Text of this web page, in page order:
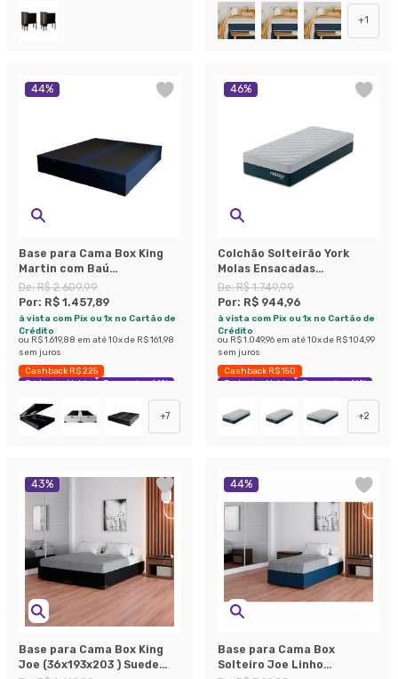
+1
44%
Base para Cama Box King
Martin com Baú
(47x193x203 ) Linho Azul
Marinho
De:R$ 2.609,99
Por: R$ 1.457,89
à vista com Pix ou 1x no Cartão de
Crédito
ou R$ 1.619,88 em até10x de R$ 161,98
sem juros
Cashback R$ 225
Exclusivo Mobly
Economize 44%
+7
46%
Colchão Solteirão York
Molas Ensacadas
(24x96x203) Azul e Branco
De:R$ 1.749,99
Por: R$ 944,96
à vista com Pix ou 1x no Cartão de
Crédito
ou R$ 1.049,96 em até10x de R$ 104,99
sem juros
Cashback R$ 150
Exclusivo Mobly
Economize 46%
+2
43%
Base para Cama Box King
Joe (36x193x203 ) Suede
44%
Base para Cama Box
Solteiro Joe Linho